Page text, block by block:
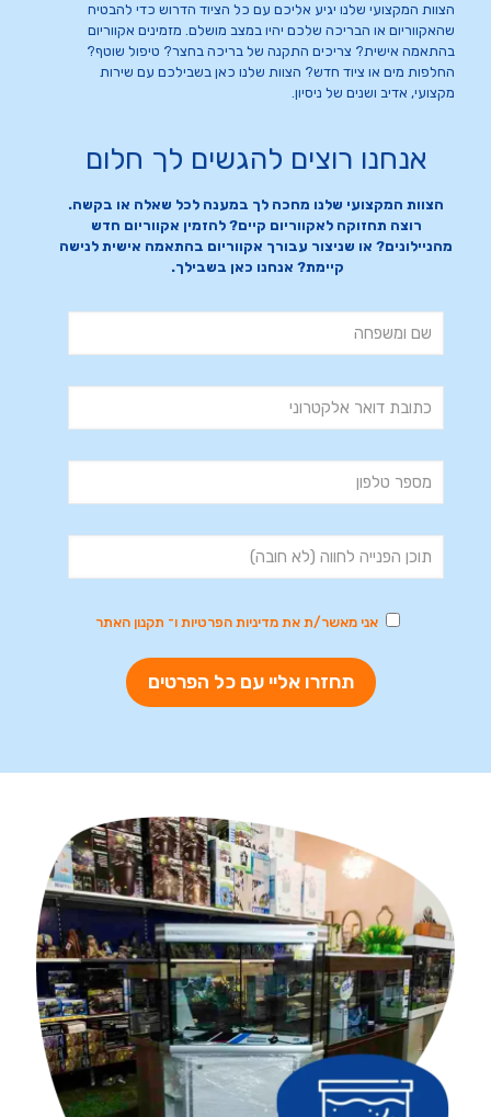
הצוות המקצועי שלנו יגיע אליכם עם כל הציוד הדרוש כדי להבטיח
שהאקווריום או הבריכה שלכם יהיו במצב מושלם. מזמינים אקווריום
בהתאמה אישית? צריכים התקנה של בריכה בחצר? טיפול שוטף?
החלפות מים או ציוד חדש? הצוות שלנו כאן בשבילכם עם שירות
מקצועי, אדיב ושנים של ניסיון.
אנחנו רוצים להגשים לך חלום
הצוות המקצועי שלנו מחכה לך במענה לכל שאלה או בקשה.
רוצה תחזוקה לאקווריום קיים? להזמין אקווריום חדש
מהניילונים? או שניצור עבורך אקווריום בהתאמה אישית לנישה
קיימת? אנחנו כאן בשבילך.
אני מאשר/ת אתמדיניות הפרטיות ו־ תקנון האתר